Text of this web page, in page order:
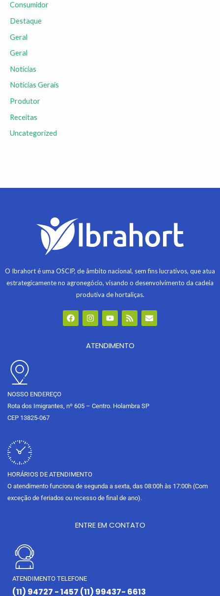
Consumidor
Destaque
Geral
Geral
Notícias
Notícias Gerais
Produtor
Receitas
Uncategorized
O Ibrahort é uma OSCIP, de âmbito nacional, sem fins lucrativos, que atua
estrategicamente no agronegócio, visando o desenvolvimento da cadeia
produtiva de hortaliças.
F
a
c
I
n
s
a
Y
o
u
u
R
s
s
E
n
v
ATENDIMENTO
NOSSO ENDEREÇO
Rota dos Imigrantes, nº 605 – Centro. Holambra SP
CEP 13825-067
HORÁRIOS DE ATENDIMENTO
O atendimento funciona de segunda a sexta, das 08:00h às 17:00h (Com
exceção de feriados ou recesso de final de ano).
ENTRE EM CONTATO
ATENDIMENTO TELEFONE
(11) 94727 - 1457 (11) 99437- 6613